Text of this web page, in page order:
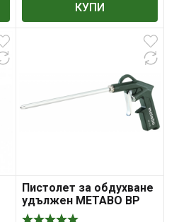
КУПИ
Пистолет за обдухване
удължен METABO BP
210